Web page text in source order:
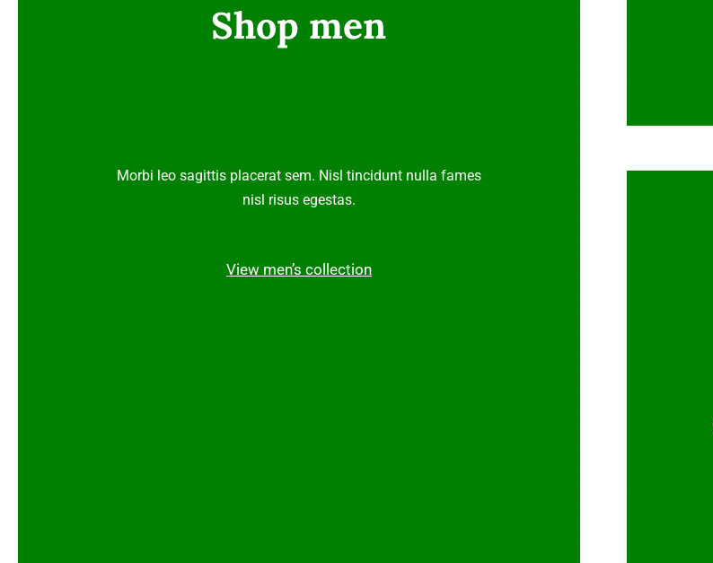
Shop men
Morbi leo sagittis placerat sem. Nisl tincidunt nulla fames
nisl risus egestas.
View men’s collection